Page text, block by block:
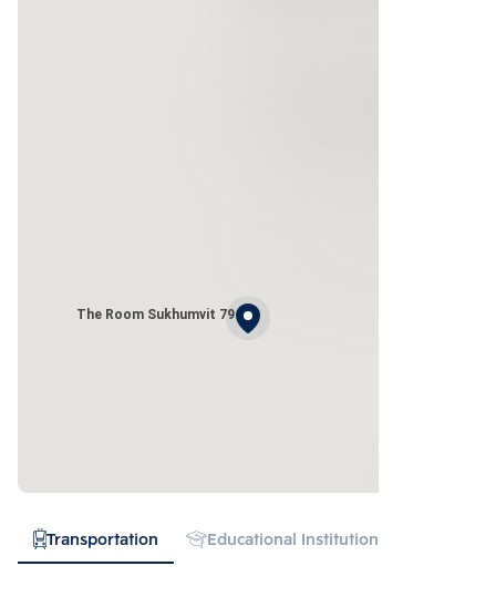
The Room Sukhumvit 79
Transportation Educational Institution